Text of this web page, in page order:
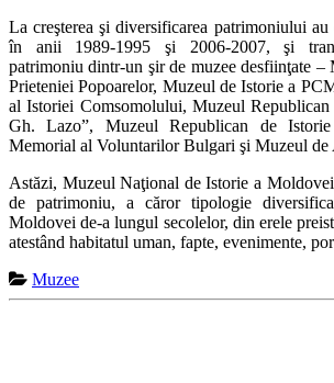
La creşterea şi diversificarea patrimoniului
în anii 1989-1995 şi 2006-2007, şi
patrimoniu dintr-un şir de muzee desfiinţate –
Prieteniei Popoarelor, Muzeul de Istorie a
al Istoriei Comsomolului, Muzeul
Gh. Lazo”, Muzeul Republican de
Memorial al Voluntarilor Bulgari şi Muzeul
Astăzi, Muzeul Naţional de Istorie a
de patrimoniu, a căror tipologie
Moldovei de-a lungul secolelor, din erele
atestând habitatul uman, fapte, evenimente,
Muzee